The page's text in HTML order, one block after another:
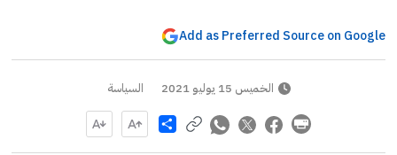
Add as Preferred Source on Google
الخميس 15 يوليو 2021 السياسة
Share